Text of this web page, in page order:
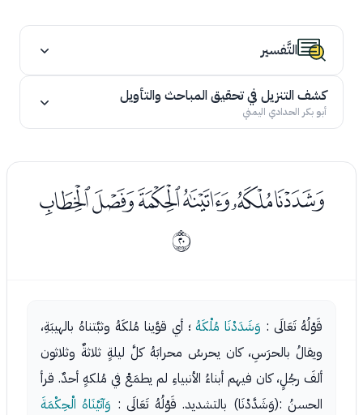
التَّفسير
كشف التنزيل في تحقيق المباحث والتأويل
أبو بكر الحدادي اليمني
ﭭﭮﭯﭰﭱﭲ
ﰓ
قَوْلُهُ تَعَالَى : وَشَدَدْنَا مُلْكَهُ؛ أي قوَّينا مُلكَهُ وثبَّتناهُ بالهيبَةِ،
ويقالُ بالحرَسِ، كان يحرسُ محرابَهُ كلَّ ليلةٍ ثلاثةٌ وثلاثون
ألفَ رجُلٍ، كان فيهم أبناءُ الأنبياءِ لم يطمَعْ في مُلكهٍ أحدٌ. قرأ
الحسنُ :(وَشَدَّدْنَا) بالتشديد. قَوْلُهُ تَعَالَى : وَآتَيْنَاهُ الْحِكْمَةَ